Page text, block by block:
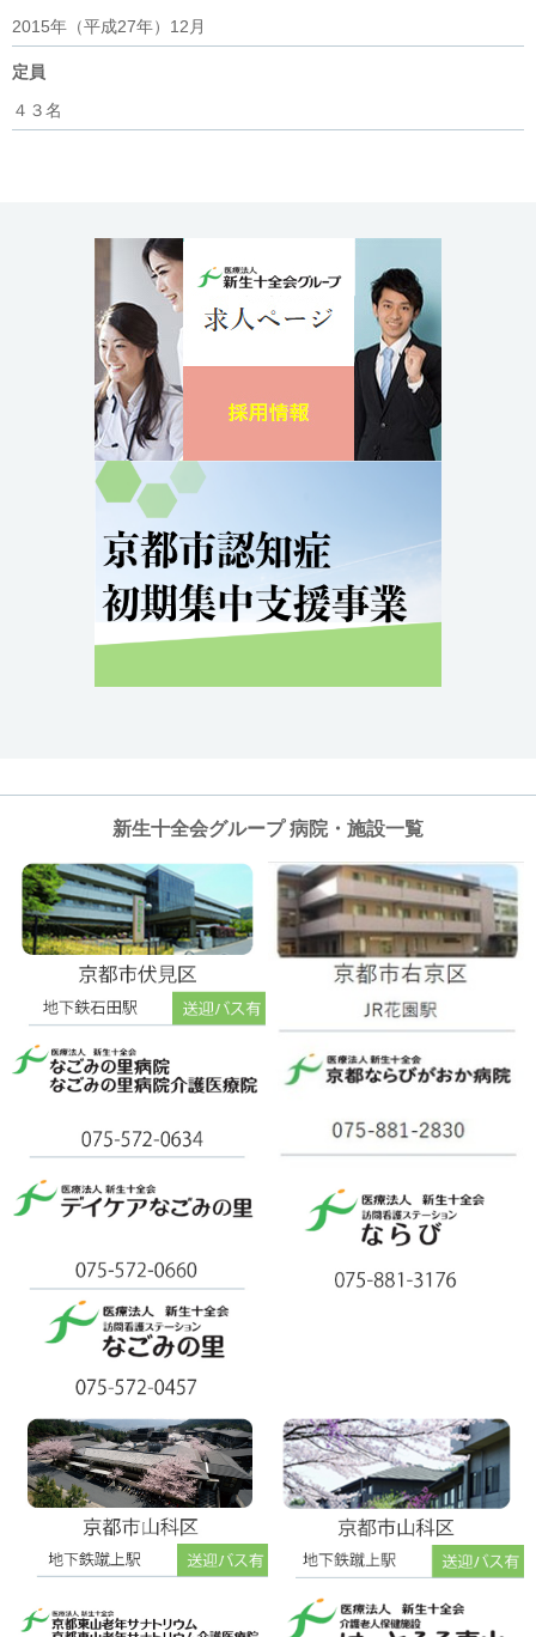
2015年（平成27年）12月
定員
４３名
新生十全会グループ 病院・施設一覧